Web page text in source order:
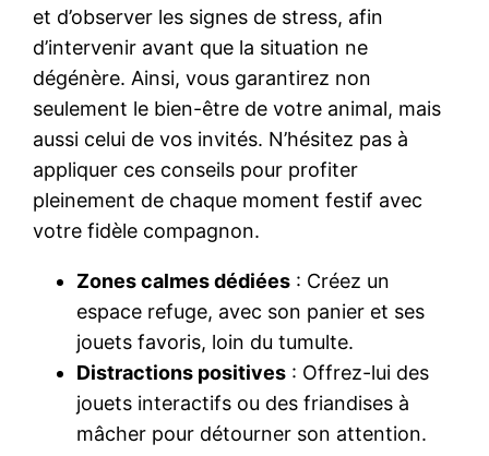
et d’observer les signes de stress, afin
d’intervenir avant que la situation ne
dégénère. Ainsi, vous garantirez non
seulement le bien-être de votre animal, mais
aussi celui de vos invités. N’hésitez pas à
appliquer ces conseils pour profiter
pleinement de chaque moment festif avec
votre fidèle compagnon.
Zones calmes dédiées : Créez un
espace refuge, avec son panier et ses
jouets favoris, loin du tumulte.
Distractions positives : Offrez-lui des
jouets interactifs ou des friandises à
mâcher pour détourner son attention.